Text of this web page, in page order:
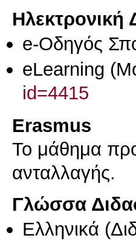
e-Οδηγός
eLearning
id=4415
Erasmus
Το μάθημα
ανταλλαγής.
Γλώσσα
Ελληνικά